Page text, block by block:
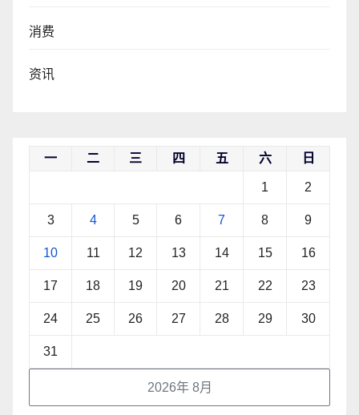
消费
资讯
2026年 8月
一 二 三 四 五 六 日
1 2
3 4 5 6 7 8 9
10 11 12 13 14 15 16
17 18 19 20 21 22 23
24 25 26 27 28 29 30
31